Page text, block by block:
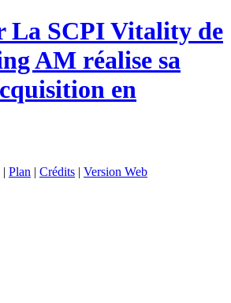
La SCPI Vitality de
AM réalise sa
en
| Plan | Crédits | Version Web